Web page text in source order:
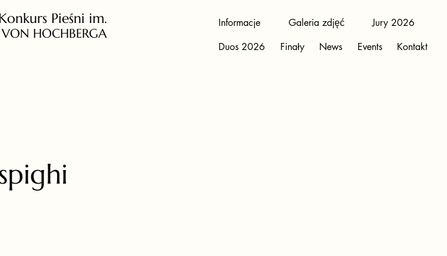
Pieśni im.
HOCHBERGA
Informacje Galeria zdjęć
Jury 2026
Duos 2026
Finały News Events Kontakt